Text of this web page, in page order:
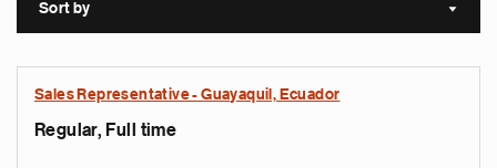
Sort by Sort
Sales Representative - Guayaquil, Ecuador
Regular, Full time